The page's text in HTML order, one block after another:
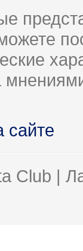
сайте
Club |